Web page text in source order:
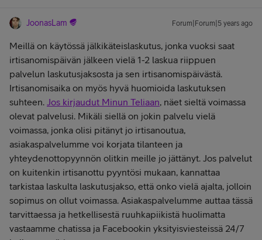
JoonasLam Forum|Forum|5 years ago
Meillä on käytössä jälkikäteislaskutus, jonka vuoksi saat
irtisanomispäivän jälkeen vielä 1-2 laskua riippuen
palvelun laskutusjaksosta ja sen irtisanomispäivästä.
Irtisanomisaika on myös hyvä huomioida laskutuksen
suhteen. Jos kirjaudut Minun Teliaan, näet sieltä voimassa
olevat palvelusi. Mikäli siellä on jokin palvelu vielä
voimassa, jonka olisi pitänyt jo irtisanoutua,
asiakaspalvelumme voi korjata tilanteen ja
yhteydenottopyynnön olitkin meille jo jättänyt. Jos palvelut
on kuitenkin irtisanottu pyyntösi mukaan, kannattaa
tarkistaa laskulta laskutusjakso, että onko vielä ajalta, jolloin
sopimus on ollut voimassa. Asiakaspalvelumme auttaa tässä
tarvittaessa ja hetkellisestä ruuhkapiikistä huolimatta
vastaamme chatissa ja Facebookin yksityisviesteissä 24/7